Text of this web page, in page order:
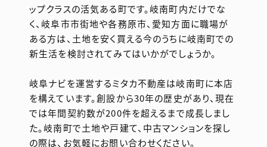
ップクラスの活気ある町です。岐南町内だけでな
く、岐阜市市街地や各務原市、愛知方面に職場が
ある方は、土地を安く買える今のうちに岐南町での
新生活を検討されてみてはいかがでしょうか。
岐阜ナビを運営するミタカ不動産は岐南町に本店
を構えています。創設から30年の歴史があり、現在
では年間契約数が200件を超えるまで成長しまし
た。岐南町で土地や戸建て、中古マンションを探し
の際は、お気軽にお問い合わせください。